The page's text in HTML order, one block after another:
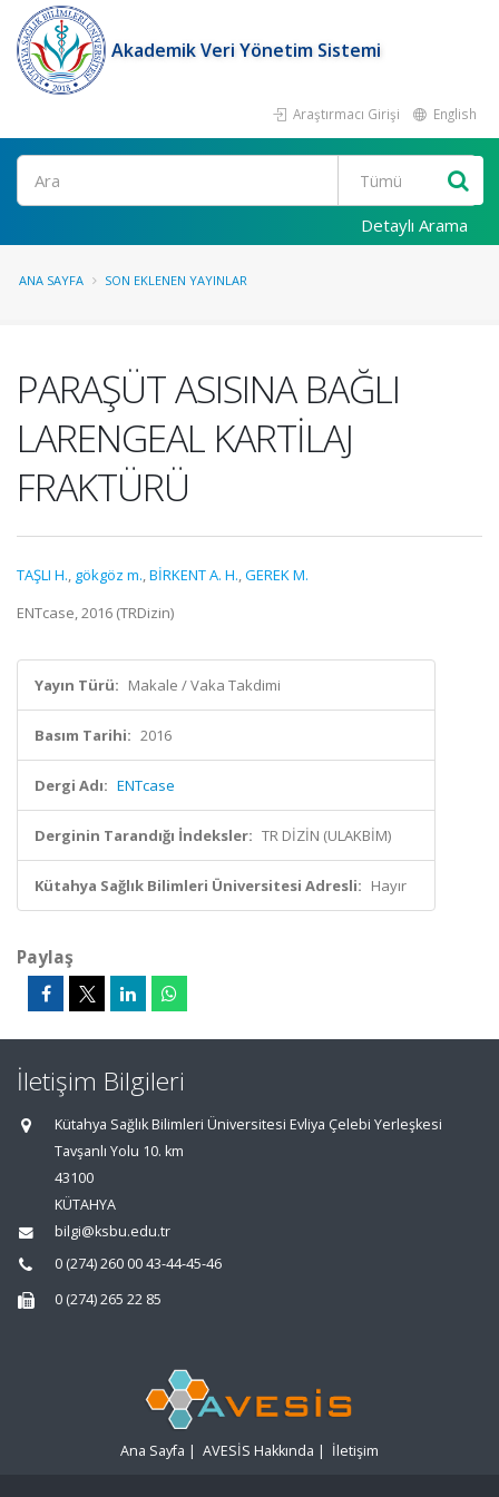
Akademik Veri Yönetim Sistemi
Araştırmacı Girişi English
Ara
Detaylı Arama
ANA SAYFA SON EKLENEN YAYINLAR
PARAŞÜT ASISINA BAĞLI
LARENGEAL KARTİLAJ
FRAKTÜRÜ
TAŞLI H., gökgöz m.,BİRKENT A. H.,GEREK M.
ENTcase, 2016 (TRDizin)
Yayın Türü: Makale / Vaka Takdimi
Basım Tarihi: 2016
Dergi Adı: ENTcase
Derginin Tarandığı İndeksler: TR DİZİN (ULAKBİM)
Kütahya Sağlık Bilimleri Üniversitesi Adresli: Hayır
Paylaş
İletişim Bilgileri
Kütahya Sağlık Bilimleri Üniversitesi Evliya Çelebi Yerleşkesi
Tavşanlı Yolu 10. km
43100
KÜTAHYA
bilgi@ksbu.edu.tr
0 (274) 260 00 43-44-45-46
0 (274) 265 22 85
Ana Sayfa | AVESİS Hakkında | İletişim